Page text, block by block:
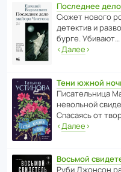
Последнее
Сюжет нового
дете­ктив и
бурге. Убивают…
‹Далее›
Тени южной
Писа­тель­ница
невольной
Спасаясь от
‹Далее›
Восьмой
Руби Джонсон